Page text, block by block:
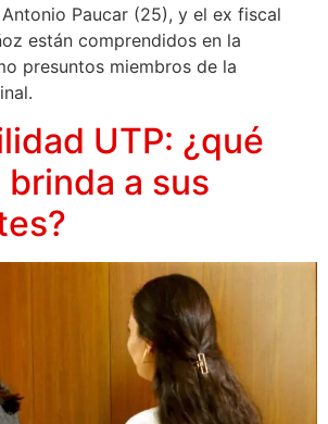
Paucar (25), y el ex fiscal
están comprendidos en la
presuntos miembros de la
UTP: ¿qué
a sus